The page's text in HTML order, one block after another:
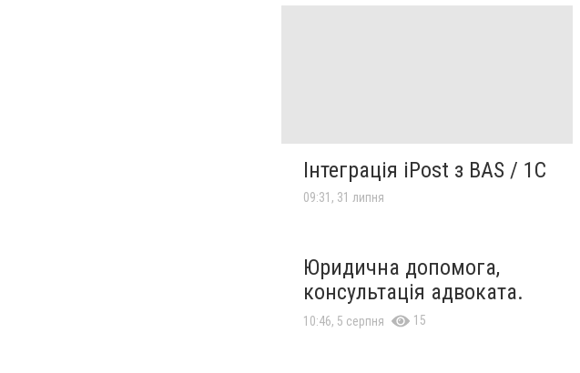
Інтеграція iPost з BAS / 1С
09:31, 31 липня
Юридична допомога,
консультація адвоката.
10:46, 5 серпня 15